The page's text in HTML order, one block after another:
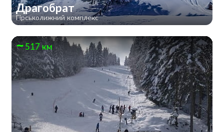
Драгобрат
Гірськолижний комплекс
517 км